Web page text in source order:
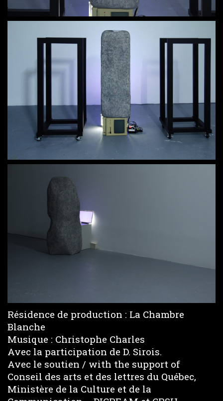
Résidence de production : La Chambre
Blanche
Musique : Christophe Charles
Avec la participation de D. Sirois.
Avec le soutien / with the support of
Conseil des arts et des lettres du Québec,
Ministère de la Culture et de la